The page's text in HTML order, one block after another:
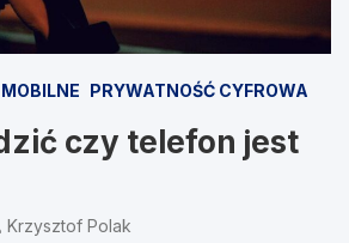
PRYWATNOŚĆ CYFROWA
czy telefon jest
Krzysztof Polak